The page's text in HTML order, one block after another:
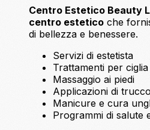
Centro Estetico Beauty
centro estetico che
di bellezza e benessere.
Servizi di estetista
Trattamenti per ciglia
Massaggio ai piedi
Applicazioni di trucco
Manicure e cura
Programmi di salute